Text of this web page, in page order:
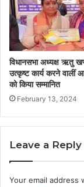
विधानसभा अध्यक्ष ऋतु
उत्कृष्ट कार्य करने वालीं
को किया सम्मानित
February 13, 2024
Leave a Reply
Your email address